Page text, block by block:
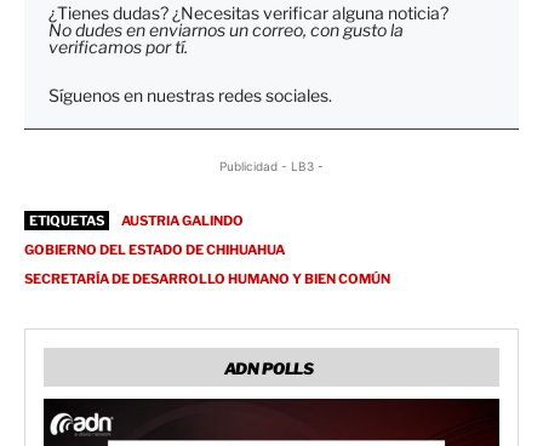
¿Tienes dudas? ¿Necesitas verificar alguna noticia?
No dudes en enviarnos un correo, con gusto la
verificamos por tí.
Síguenos en nuestras redes sociales.
Publicidad - LB3 -
ETIQUETAS
AUSTRIA GALINDO
GOBIERNO DEL ESTADO DE CHIHUAHUA
SECRETARÍA DE DESARROLLO HUMANO Y BIEN COMÚN
ADN POLLS